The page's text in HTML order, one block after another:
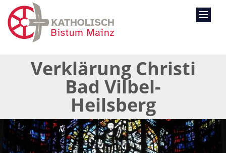
Verklärung Christi
Bad Vilbel-
Heilsberg